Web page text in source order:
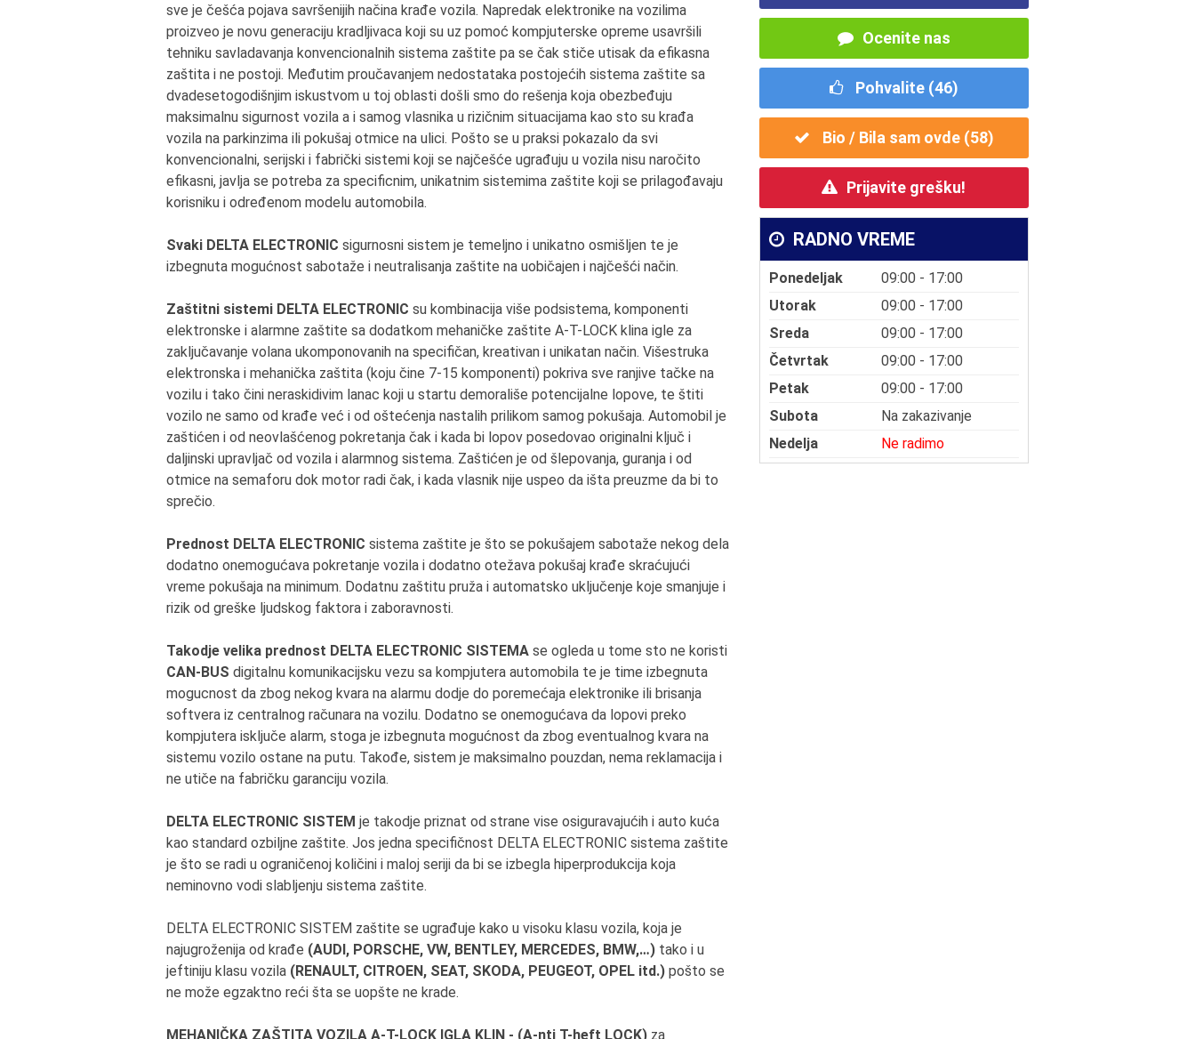
Ocenite nas
Pohvalite (46)
Bio / Bila sam ovde (58)
Prijavite grešku!
RADNO VREME
Ponedeljak
09:00 - 17:00
Utorak
09:00 - 17:00
Sreda
09:00 - 17:00
Četvrtak
09:00 - 17:00
Petak
09:00 - 17:00
Subota
Na zakazivanje
Nedelja
Ne radimo
sve je češća pojava savršenijih načina krađe vozila. Napredak elektronike na vozilima
proizveo je novu generaciju kradljivaca koji su uz pomoć kompjuterske opreme usavršili
tehniku savladavanja konvencionalnih sistema zaštite pa se čak stiče utisak da efikasna
zaštita i ne postoji. Međutim proučavanjem nedostataka postojećih sistema zaštite sa
dvadesetogodišnjim iskustvom u toj oblasti došli smo do rešenja koja obezbeđuju
maksimalnu sigurnost vozila a i samog vlasnika u rizičnim situacijama kao sto su krađa
vozila na parkinzima ili pokušaj otmice na ulici. Pošto se u praksi pokazalo da svi
konvencionalni, serijski i fabrički sistemi koji se najčešće ugrađuju u vozila nisu naročito
efikasni, javlja se potreba za specificnim, unikatnim sistemima zaštite koji se prilagođavaju
korisniku i određenom modelu automobila.
Svaki DELTA ELECTRONIC sigurnosni sistem je temeljno i unikatno osmišljen te je
izbegnuta mogućnost sabotaže i neutralisanja zaštite na uobičajen i najčešći način.
Zaštitni sistemi DELTA ELECTRONIC su kombinacija više podsistema, komponenti
elektronske i alarmne zaštite sa dodatkom mehaničke zaštite A-T-LOCK klina igle za
zaključavanje volana ukomponovanih na specifičan, kreativan i unikatan način. Višestruka
elektronska i mehanička zaštita (koju čine 7-15 komponenti) pokriva sve ranjive tačke na
vozilu i tako čini neraskidivim lanac koji u startu demorališe potencijalne lopove, te štiti
vozilo ne samo od krađe već i od oštećenja nastalih prilikom samog pokušaja. Automobil je
zaštićen i od neovlašćenog pokretanja čak i kada bi lopov posedovao originalni ključ i
daljinski upravljač od vozila i alarmnog sistema. Zaštićen je od šlepovanja, guranja i od
otmice na semaforu dok motor radi čak, i kada vlasnik nije uspeo da išta preuzme da bi to
sprečio.
Prednost DELTA ELECTRONIC sistema zaštite je što se pokušajem sabotaže nekog dela
dodatno onemogućava pokretanje vozila i dodatno otežava pokušaj krađe skraćujući
vreme pokušaja na minimum. Dodatnu zaštitu pruža i automatsko uključenje koje smanjuje i
rizik od greške ljudskog faktora i zaboravnosti.
Takodje velika prednost DELTA ELECTRONIC SISTEMA se ogleda u tome sto ne koristi
CAN-BUS digitalnu komunikacijsku vezu sa kompjutera automobila te je time izbegnuta
mogucnost da zbog nekog kvara na alarmu dodje do poremećaja elektronike ili brisanja
softvera iz centralnog računara na vozilu. Dodatno se onemogućava da lopovi preko
kompjutera isključe alarm, stoga je izbegnuta mogućnost da zbog eventualnog kvara na
sistemu vozilo ostane na putu. Takođe, sistem je maksimalno pouzdan, nema reklamacija i
ne utiče na fabričku garanciju vozila.
DELTA ELECTRONIC SISTEM je takodje priznat od strane vise osiguravajućih i auto kuća
kao standard ozbiljne zaštite. Jos jedna specifičnost DELTA ELECTRONIC sistema zaštite
je što se radi u ograničenoj količini i maloj seriji da bi se izbegla hiperprodukcija koja
neminovno vodi slabljenju sistema zaštite.
DELTA ELECTRONIC SISTEM zaštite se ugrađuje kako u visoku klasu vozila, koja je
najugroženija od krađe (AUDI, PORSCHE, VW, BENTLEY, MERCEDES, BMW,…) tako i u
jeftiniju klasu vozila (RENAULT, CITROEN, SEAT, SKODA, PEUGEOT, OPEL itd.) pošto se
ne može egzaktno reći šta se uopšte ne krade.
MEHANIČKA ZAŠTITA VOZILA A-T-LOCK IGLA KLIN - (A-nti T-heft LOCK) za